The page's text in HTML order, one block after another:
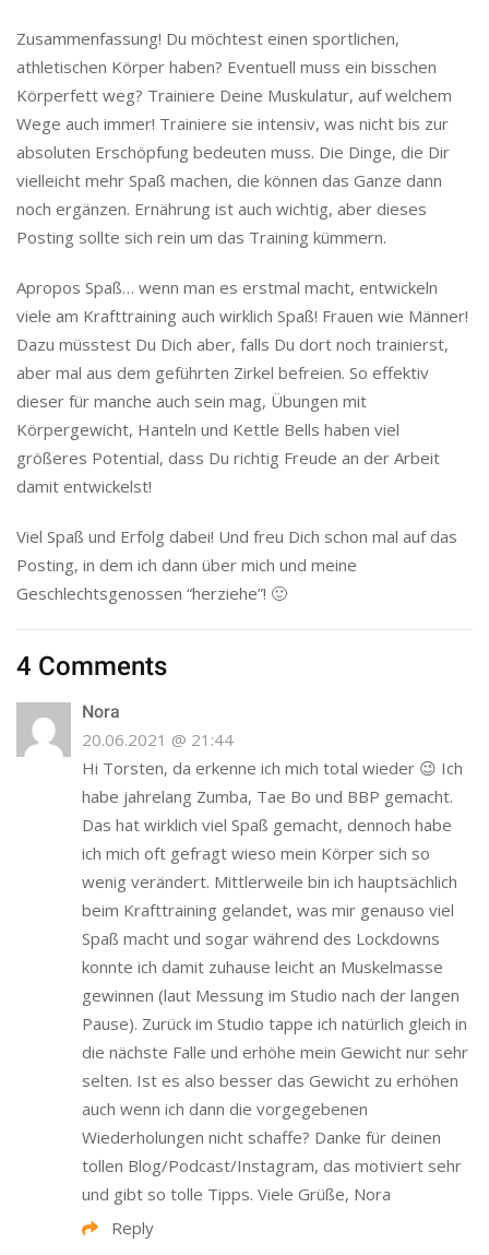
Zusammenfassung! Du möchtest einen sportlichen,
athletischen Körper haben? Eventuell muss ein bisschen
Körperfett weg? Trainiere Deine Muskulatur, auf welchem
Wege auch immer! Trainiere sie intensiv, was nicht bis zur
absoluten Erschöpfung bedeuten muss. Die Dinge, die Dir
vielleicht mehr Spaß machen, die können das Ganze dann
noch ergänzen. Ernährung ist auch wichtig, aber dieses
Posting sollte sich rein um das Training kümmern.
Apropos Spaß… wenn man es erstmal macht, entwickeln
viele am Krafttraining auch wirklich Spaß! Frauen wie Männer!
Dazu müsstest Du Dich aber, falls Du dort noch trainierst,
aber mal aus dem geführten Zirkel befreien. So effektiv
dieser für manche auch sein mag, Übungen mit
Körpergewicht, Hanteln und Kettle Bells haben viel
größeres Potential, dass Du richtig Freude an der Arbeit
damit entwickelst!
Viel Spaß und Erfolg dabei! Und freu Dich schon mal auf das
Posting, in dem ich dann über mich und meine
Geschlechtsgenossen “herziehe”! 🙂
4 Comments
Nora
20.06.2021 @ 21:44
Hi Torsten, da erkenne ich mich total wieder 😉 Ich
habe jahrelang Zumba, Tae Bo und BBP gemacht.
Das hat wirklich viel Spaß gemacht, dennoch habe
ich mich oft gefragt wieso mein Körper sich so
wenig verändert. Mittlerweile bin ich hauptsächlich
beim Krafttraining gelandet, was mir genauso viel
Spaß macht und sogar während des Lockdowns
konnte ich damit zuhause leicht an Muskelmasse
gewinnen (laut Messung im Studio nach der langen
Pause). Zurück im Studio tappe ich natürlich gleich in
die nächste Falle und erhöhe mein Gewicht nur sehr
selten. Ist es also besser das Gewicht zu erhöhen
auch wenn ich dann die vorgegebenen
Wiederholungen nicht schaffe? Danke für deinen
tollen Blog/Podcast/Instagram, das motiviert sehr
und gibt so tolle Tipps. Viele Grüße, Nora
Reply